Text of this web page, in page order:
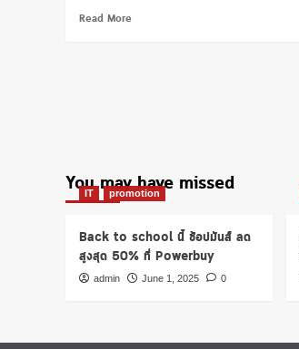
Read More
ที่
28-
มี.ค.63
เลี่ยง
โค
You may have missed
IT promotion
Back to school นี้ ช้อปมันส์ ลด
สูงสุด 50% ที่ Powerbuy
admin June 1, 2025 0